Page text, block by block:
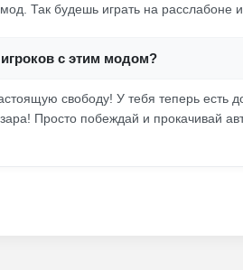
Так будешь играть на расслабоне
с этим модом?
свободу! У тебя теперь есть
Просто побеждай и прокачивай